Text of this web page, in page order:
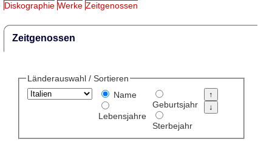
Diskographie Werke Zeitgenossen
Zeitgenossen
Länderauswahl / Sortieren
Name
Lebensjahre
Geburtsjahr
Sterbejahr